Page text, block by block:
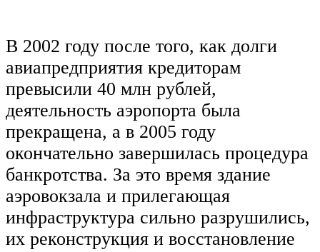
В 2002 году после того, как долги
авиапредприятия кредиторам
превысили 40 млн рублей,
деятельность аэропорта была
прекращена, а в 2005 году
окончательно завершилась процедура
банкротства. За это время здание
аэровокзала и прилегающая
инфраструктура сильно разрушились,
их реконструкция и восстановление